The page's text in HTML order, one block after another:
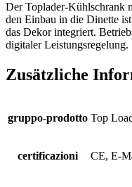
Der Toplader-Kühlschrank
den Einbau in die Dinette
das Dekor integriert.
digitaler Leistungsregelung.
Zusätzliche
gruppo-prodotto Top
certificazioni CE, E-